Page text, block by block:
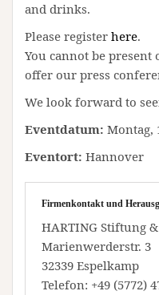
and drinks.
Please register here.
You cannot be present
offer our press
We look forward to
Eventdatum: Montag,
Eventort: Hannover
Firmenkontakt und
HARTING Stiftung &
Marienwerderstr. 3
32339 Espelkamp
Telefon: +49 (5772)